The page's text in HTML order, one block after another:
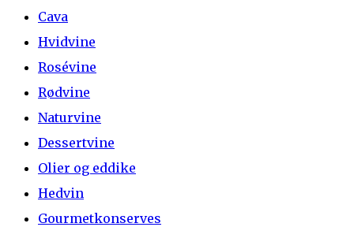
Cava
Hvidvine
Rosévine
Rødvine
Naturvine
Dessertvine
Olier og eddike
Hedvin
Gourmetkonserves